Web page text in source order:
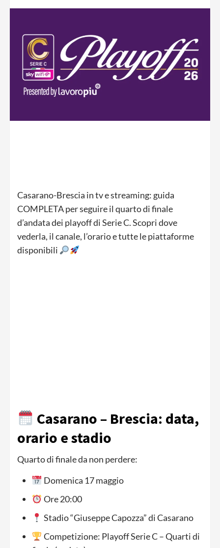
Casarano-Brescia in tv e streaming: guida
COMPLETA per seguire il quarto di finale
d’andata dei playoff di Serie C. Scopri dove
vederla, il canale, l’orario e tutte le piattaforme
disponibili
Casarano – Brescia: data,
orario e stadio
Quarto di finale da non perdere:
Domenica 17 maggio
Ore 20:00
Stadio “Giuseppe Capozza” di Casarano
Competizione: Playoff Serie C – Quarti di